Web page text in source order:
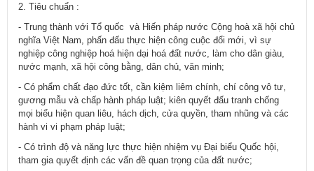
2. Tiêu chuẩn :
- Trung thành với Tổ quốc và Hiến pháp nước Cộng hoà xã hội chủ
nghĩa Việt Nam, phấn đấu thực hiện công cuộc đổi mới, vì sự
nghiệp công nghiệp hoá hiện dại hoá đất nước, làm cho dân giàu,
nước mạnh, xã hội công bằng, dân chủ, văn minh;
- Có phẩm chất đạo đức tốt, cần kiệm liêm chính, chí công vô tư,
gương mẫu và chấp hành pháp luật; kiên quyết đấu tranh chống
mọi biểu hiện quan liêu, hách dịch, cửa quyền, tham nhũng và các
hành vi vi phạm pháp luật;
- Có trình độ và năng lực thực hiện nhiệm vụ Đại biểu Quốc hội,
tham gia quyết định các vấn đề quan trọng của đất nước;